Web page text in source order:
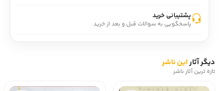
پشتیبانی خرید
پاسخگویی به سوالات قبل و بعد از خرید
دیگر آثاراین ناشر
تازه ترین آثار ناشر